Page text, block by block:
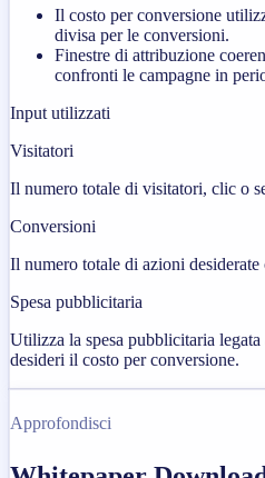
Il costo per conversione
divisa per le conversioni.
Finestre di attribuzione
confronti le campagne in
Input utilizzati
Visitatori
Il numero totale di visitatori, clic o
Conversioni
Il numero totale di azioni desiderate
Spesa pubblicitaria
Utilizza la spesa pubblicitaria
desideri il costo per conversione.
Approfondisci